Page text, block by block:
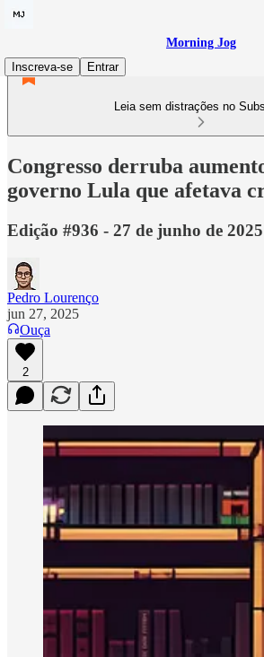
Morning Jog
Inscreva-se
Entrar
Leia sem distrações no
Congresso derruba
governo Lula que afetava
Edição #936 - 27 de junho de 2025
Pedro Lourenço
jun 27, 2025
Ouça
2